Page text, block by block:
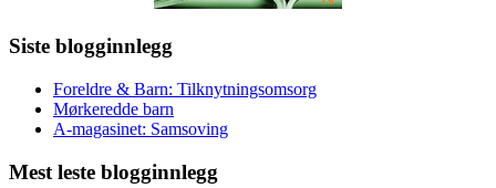
Siste blogginnlegg
Foreldre & Barn: Tilknytningsomsorg
Mørkeredde barn
A-magasinet: Samsoving
Mest leste blogginnlegg